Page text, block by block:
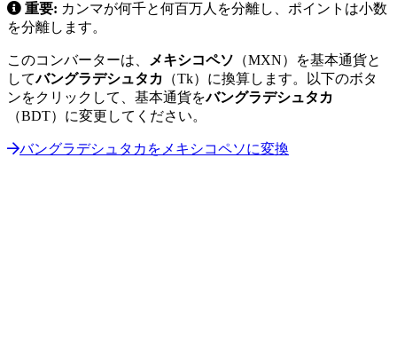
重要: カンマが何千と何百万人を分離し、ポイントは小数
を分離します。
このコンバーターは、 メキシコペソ （MXN）を基本通貨と
してバングラデシュタカ （Tk）に換算します。以下のボタ
ンをクリックして、基本通貨をバングラデシュタカ
（BDT）に変更してください。
バングラデシュタカをメキシコペソに変換